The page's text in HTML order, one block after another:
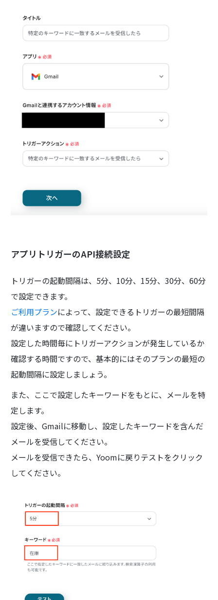
アプリトリガーのAPI接続設定
トリガーの起動間隔は、5分、10分、15分、30分、60分
で設定できます。
ご利用プランによって、設定できるトリガーの最短間隔
が違いますので確認してください。
設定した時間毎にトリガーアクションが発生しているか
確認する時間ですので、基本的にはそのプランの最短の
起動間隔に設定しましょう。
また、ここで設定したキーワードをもとに、メールを特
定します。
設定後、Gmailに移動し、設定したキーワードを含んだ
メールを受信してください。
メールを受信できたら、Yoomに戻りテストをクリック
してください。